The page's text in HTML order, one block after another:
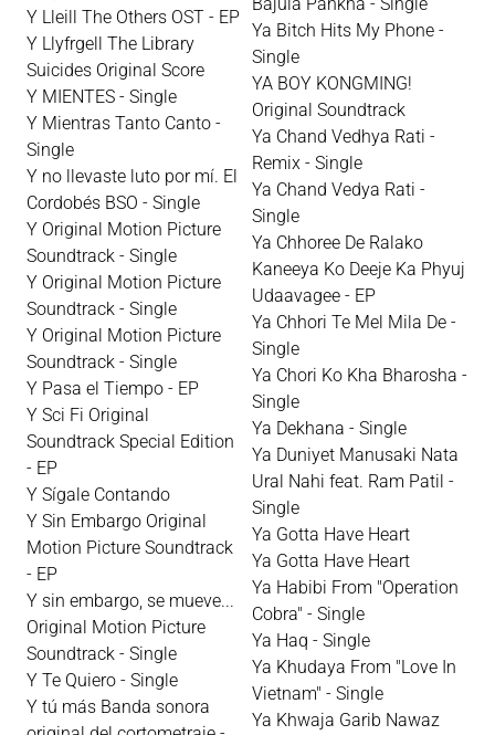
Y Lleill The Others OST - EP
Y Llyfrgell The Library
Suicides Original Score
Y MIENTES - Single
Y Mientras Tanto Canto -
Single
Y no llevaste luto por mí. El
Cordobés BSO - Single
Y Original Motion Picture
Soundtrack - Single
Y Original Motion Picture
Soundtrack - Single
Y Original Motion Picture
Soundtrack - Single
Y Pasa el Tiempo - EP
Y Sci Fi Original
Soundtrack Special Edition
- EP
Y Sígale Contando
Y Sin Embargo Original
Motion Picture Soundtrack
- EP
Y sin embargo, se mueve...
Original Motion Picture
Soundtrack - Single
Y Te Quiero - Single
Y tú más Banda sonora
Ya Bitch Hits My Phone -
Single
YA BOY KONGMING!
Original Soundtrack
Ya Chand Vedhya Rati -
Remix - Single
Ya Chand Vedya Rati -
Single
Ya Chhoree De Ralako
Kaneeya Ko Deeje Ka Phyuj
Udaavagee - EP
Ya Chhori Te Mel Mila De -
Single
Ya Chori Ko Kha Bharosha -
Single
Ya Dekhana - Single
Ya Duniyet Manusaki Nata
Ural Nahi feat. Ram Patil -
Single
Ya Gotta Have Heart
Ya Gotta Have Heart
Ya Habibi From "Operation
Cobra" - Single
Ya Haq - Single
Ya Khudaya From "Love In
Vietnam" - Single
Ya Khwaja Garib Nawaz